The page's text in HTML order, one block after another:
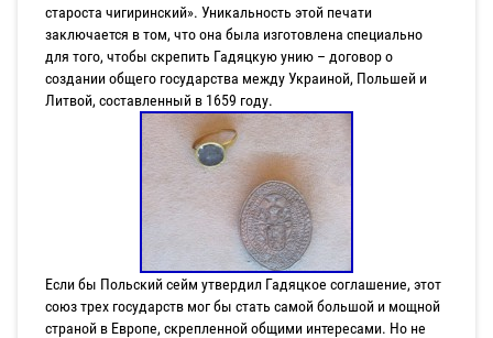
староста чигиринский». Уникальность этой печати
заключается в том, что она была изготовлена специально
для того, чтобы скрепить Гадяцкую унию – договор о
создании общего государства между Украиной, Польшей и
Литвой, составленный в 1659 году.
Если бы Польский сейм утвердил Гадяцкое соглашение, этот
союз трех государств мог бы стать самой большой и мощной
страной в Европе, скрепленной общими интересами. Но не